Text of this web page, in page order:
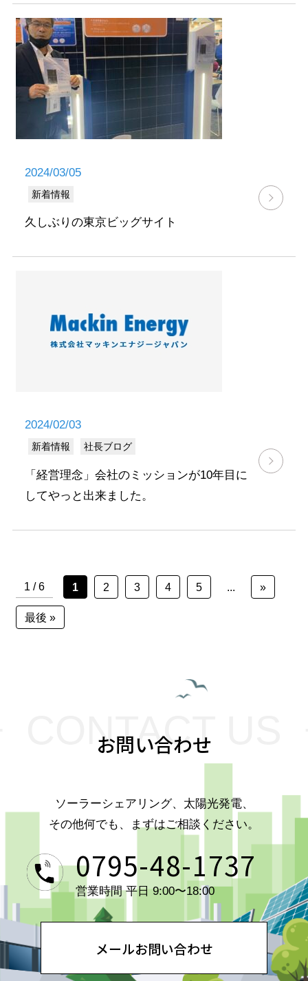
2024/03/05
新着情報
久しぶりの東京ビッグサイト
2024/02/03
新着情報 社長ブログ
「経営理念」会社のミッションが10年目に
してやっと出来ました。
1 / 6 1 2 3 4 5 »
最後 »
CONTACT US
お問い合わせ
ソーラーシェアリング、太陽光発電、
その他何でも、まずはご相談ください。
0795-48-1737
営業時間 平日 9:00〜18:00
メールお問い合わせ